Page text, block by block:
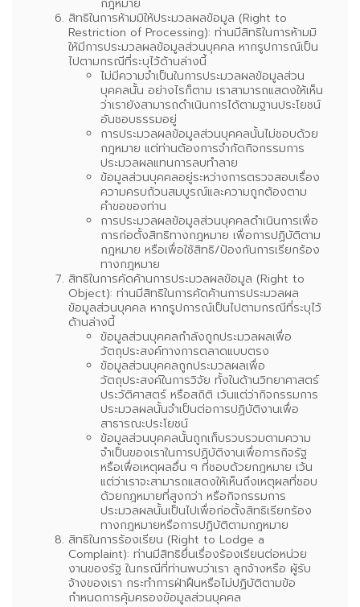
กฎหมาย
สิทธิในการห้ามมิให้ประมวลผลข้อมูล (Right to
Restriction of Processing): ท่านมีสิทธิในการห้ามมิ
ให้มีการประมวลผลข้อมูลส่วนบุคคล หากรูปการณ์เป็น
ไปตามกรณีที่ระบุไว้ด้านล่างนี้
ไม่มีความจำเป็นในการประมวลผลข้อมูลส่วน
บุคคลนั้น อย่างไรก็ตาม เราสามารถแสดงให้เห็น
ว่าเรายังสามารถดำเนินการได้ตามฐานประโยชน์
อันชอบธรรมอยู่
การประมวลผลข้อมูลส่วนบุคคลนั้นไม่ชอบด้วย
กฎหมาย แต่ท่านต้องการจำกัดกิจกรรมการ
ประมวลผลแทนการลบทำลาย
ข้อมูลส่วนบุคคลอยู่ระหว่างการตรวจสอบเรื่อง
ความครบถ้วนสมบูรณ์และความถูกต้องตาม
คำขอของท่าน
การประมวลผลข้อมูลส่วนบุคคลดำเนินการเพื่อ
การก่อตั้งสิทธิทางกฎหมาย เพื่อการปฏิบัติตาม
กฎหมาย หรือเพื่อใช้สิทธิ/ป้องกันการเรียกร้อง
ทางกฎหมาย
สิทธิในการคัดค้านการประมวลผลข้อมูล (Right to
Object): ท่านมีสิทธิในการคัดค้านการประมวลผล
ข้อมูลส่วนบุคคล หากรูปการณ์เป็นไปตามกรณีที่ระบุไว้
ด้านล่างนี้
ข้อมูลส่วนบุคคลกำลังถูกประมวลผลเพื่อ
วัตถุประสงค์ทางการตลาดแบบตรง
ข้อมูลส่วนบุคคลถูกประมวลผลเพื่อ
วัตถุประสงค์ในการวิจัย ทั้งในด้านวิทยาศาสตร์
ประวัติศาสตร์ หรือสถิติ เว้นแต่ว่ากิจกรรมการ
ประมวลผลนั้นจำเป็นต่อการปฏิบัติงานเพื่อ
สาธารณะประโยชน์
ข้อมูลส่วนบุคคลนั้นถูกเก็บรวบรวมตามความ
จำเป็นของเราในการปฏิบัติงานเพื่อภารกิจรัฐ
หรือเพื่อเหตุผลอื่น ๆ ที่ชอบด้วยกฎหมาย เว้น
แต่ว่าเราจะสามารถแสดงให้เห็นถึงเหตุผลที่ชอบ
ด้วยกฎหมายที่สูงกว่า หรือกิจกรรมการ
ประมวลผลนั้นเป็นไปเพื่อก่อตั้งสิทธิเรียกร้อง
ทางกฎหมายหรือการปฏิบัติตามกฎหมาย
สิทธิในการร้องเรียน (Right to Lodge a
Complaint): ท่านมีสิทธิยื่นเรื่องร้องเรียนต่อหน่วย
งานของรัฐ ในกรณีที่ท่านพบว่าเรา ลูกจ้างหรือ ผู้รับ
จ้างของเรา กระทำการฝ่าฝืนหรือไม่ปฏิบัติตามข้อ
กำหนดการคุ้มครองข้อมูลส่วนบุคคล